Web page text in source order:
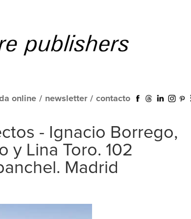
online / newsletter / contacto
- Ignacio Borrego,
y Lina Toro. 102
Madrid